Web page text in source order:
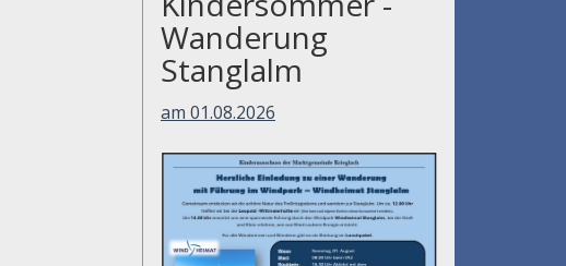
Wanderung
Stanglalm
am 01.08.2026